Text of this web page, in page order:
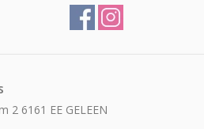
2 6161 EE GELEEN